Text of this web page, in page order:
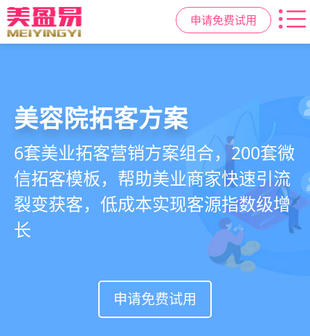
申请免费试用
美业拓客，就用 美盈易
美业全域引流获客+私域运营增长方
案，一站式解决美业门店拓、留、
锁、升难题
申请免费试用
美容院拓客方案
6套美业拓客营销方案组合，200套微
信拓客模板，帮助美业商家快速引流
裂变获客，低成本实现客源指数级增
长
申请免费试用
美业私域运营scrm
从拉新、转化、复购到裂变转介绍面
面俱到，赋能美容顾问销售，实现客
户、业绩
持续增长
申请免费试用